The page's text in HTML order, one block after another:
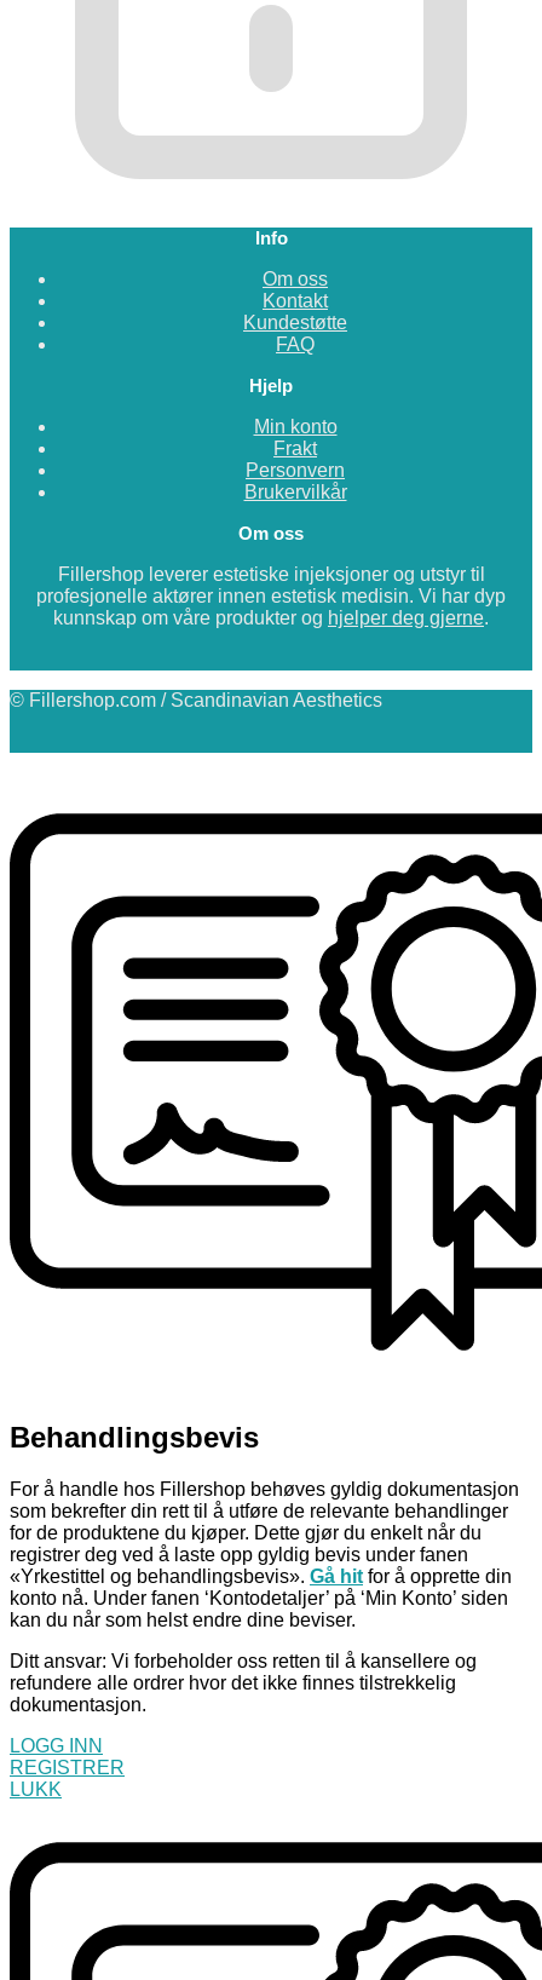
Info
Om oss
Kontakt
Kundestøtte
FAQ
Hjelp
Min konto
Frakt
Personvern
Brukervilkår
Om oss
Fillershop leverer estetiske injeksjoner og utstyr til
profesjonelle aktører innen estetisk medisin. Vi har dyp
kunnskap om våre produkter og hjelper deg gjerne.
© Fillershop.com / Scandinavian Aesthetics
Behandlingsbevis
For å handle hos Fillershop behøves gyldig dokumentasjon
som bekrefter din rett til å utføre de relevante behandlinger
for de produktene du kjøper. Dette gjør du enkelt når du
registrer deg ved å laste opp gyldig bevis under fanen
«Yrkestittel og behandlingsbevis». Gå hit for å opprette din
konto nå. Under fanen ‘Kontodetaljer’ på ‘Min Konto’ siden
kan du når som helst endre dine beviser.
Ditt ansvar: Vi forbeholder oss retten til å kansellere og
refundere alle ordrer hvor det ikke finnes tilstrekkelig
dokumentasjon.
LOGG INN
REGISTRER
LUKK